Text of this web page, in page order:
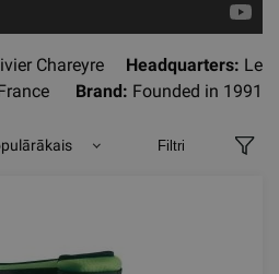
Chareyre Headquarters: Le
Brand: Founded in 1991
Filtri